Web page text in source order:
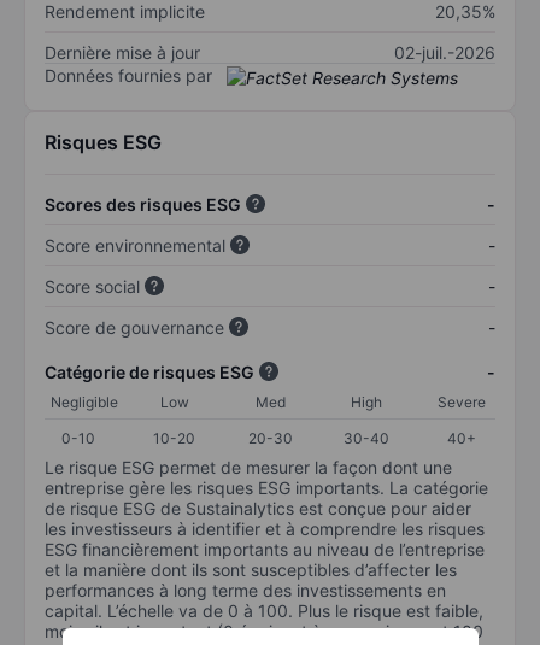
Rendement implicite
20,35%
Dernière mise à jour
02-juil.-2026
Données fournies par
Risques ESG
Scores des risques ESG
-
Score environnemental
-
Score social
-
Score de gouvernance
-
Catégorie de risques ESG -
Negligible Low Med High
Severe
0-10
10-20 20-30 30-40 40+
Le risque ESG permet de mesurer la façon dont une
entreprise gère les risques ESG importants. La catégorie
de risque ESG de Sustainalytics est conçue pour aider
les investisseurs à identifier et à comprendre les risques
ESG financièrement importants au niveau de l’entreprise
et la manière dont ils sont susceptibles d’affecter les
performances à long terme des investissements en
capital. L’échelle va de 0 à 100. Plus le risque est faible,
moins il est important (0 équivaut à aucun risque et 100